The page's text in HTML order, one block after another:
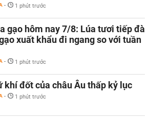
- 1 phút trước
gạo hôm nay 7/8: Lúa tươi tiếp đà
xuất khẩu đi ngang so với tuần
- 1 phút trước
khí đốt của châu Âu thấp kỷ lục
- 1 phút trước